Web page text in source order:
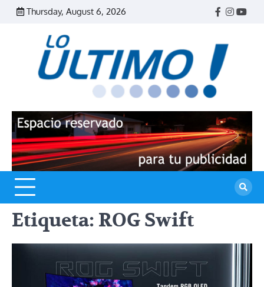
Skip
Thursday, August 6, 2026
Facebook
Etiqueta: ROG Swift